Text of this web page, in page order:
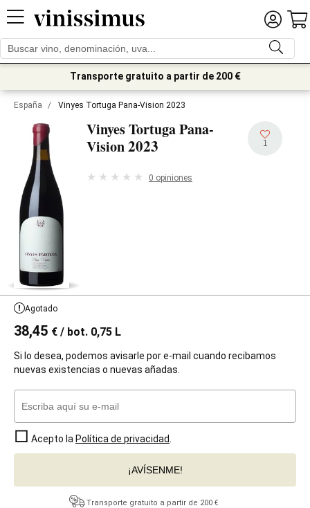
Transporte gratuito a partir de 200 €
España / Vinyes Tortuga Pana-Vision 2023
Vinyes Tortuga Pana-
Vision2023 1
0 opiniones
Agotado
38,45 € / bot. 0,75 L
Si lo desea, podemos avisarle por e-mail cuando recibamos
nuevas existencias o nuevas añadas.
Acepto la Política de privacidad
¡AVÍSENME!
Transporte gratuito a partir de 200 €